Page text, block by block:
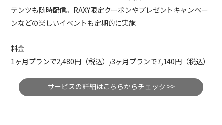
テンツも随時配信。RAXY限定クーポンやプレゼントキャンペー
ンなどの楽しいイベントも定期的に実施
料金
1ヶ月プランで2,480円（税込）/3ヶ月プランで7,140円（税込）
サービスの詳細はこちらからチェック >>